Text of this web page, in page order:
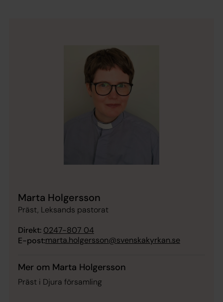
Marta Holgersson
Präst, Leksands pastorat
Direkt: 0247-807 04
E-post:marta.holgersson@svenskakyrkan.se
Mer om Marta Holgersson
Präst i Djura församling